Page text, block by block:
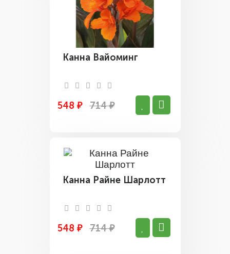
Канна Вайоминг
548 ₽ 714 ₽
Канна Райне Шарлотт
548 ₽ 714 ₽